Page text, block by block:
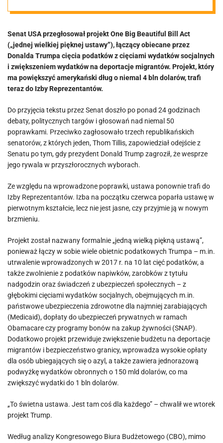
obietnicami
wyborczymi
Trumpa
Senat USA przegłosował projekt One Big Beautiful Bill Act
(„jednej wielkiej pięknej ustawy”), łączący obiecane przez
Donalda Trumpa cięcia podatków z cięciami wydatków socjalnych
i zwiększeniem wydatków na deportacje migrantów. Projekt, który
ma powiększyć amerykański dług o niemal 4 bln dolarów, trafi
teraz do Izby Reprezentantów.
Do przyjęcia tekstu przez Senat doszło po ponad 24 godzinach
debaty, politycznych targów i głosowań nad niemal 50
poprawkami. Przeciwko zagłosowało trzech republikańskich
senatorów, z których jeden, Thom Tillis, zapowiedział odejście z
Senatu po tym, gdy prezydent Donald Trump zagroził, że wesprze
jego rywala w przyszłorocznych wyborach.
Ze względu na wprowadzone poprawki, ustawa ponownie trafi do
Izby Reprezentantów. Izba na początku czerwca poparła ustawę w
pierwotnym kształcie, lecz nie jest jasne, czy przyjmie ją w nowym
brzmieniu.
Projekt został nazwany formalnie „jedną wielką piękną ustawą”,
ponieważ łączy w sobie wiele obietnic podatkowych Trumpa – m.in.
utrwalenie wprowadzonych w 2017 r. na 10 lat cięć podatków, a
także zwolnienie z podatków napiwków, zarobków z tytułu
nadgodzin oraz świadczeń z ubezpieczeń społecznych – z
głębokimi cięciami wydatków socjalnych, obejmujących m.in.
państwowe ubezpieczenia zdrowotne dla najmniej zarabiających
(Medicaid), dopłaty do ubezpieczeń prywatnych w ramach
Obamacare czy programy bonów na zakup żywności (SNAP).
Dodatkowo projekt przewiduje zwiększenie budżetu na deportacje
migrantów i bezpieczeństwo granicy, wprowadza wysokie opłaty
dla osób ubiegających się o azyl, a także zawiera jednorazową
podwyżkę wydatków obronnych o 150 mld dolarów, co ma
zwiększyć wydatki do 1 bln dolarów.
„To świetna ustawa. Jest tam coś dla każdego” – chwalił we wtorek
projekt Trump.
Według analizy Kongresowego Biura Budżetowego (CBO), mimo